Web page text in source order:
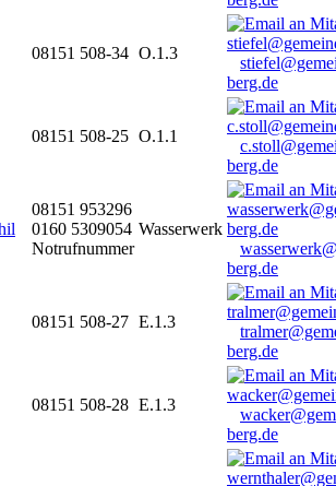
08151 508-34 O.1.3
berg.de
08151 508-25 O.1.1
berg.de
08151 953296
0160 5309054
Notrufnummer
Wasserwerk
berg.de
08151 508-27 E.1.3
berg.de
08151 508-28 E.1.3
berg.de